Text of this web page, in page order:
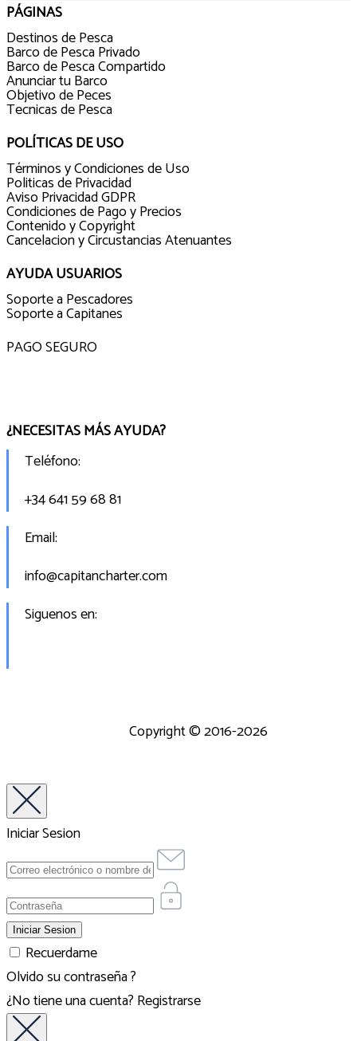
PÁGINAS
Destinos de Pesca
Barco de Pesca Privado
Barco de Pesca Compartido
Anunciar tu Barco
Objetivo de Peces
Tecnicas de Pesca
POLÍTICAS DE USO
Términos y Condiciones de Uso
Politicas de Privacidad
Aviso Privacidad GDPR
Condiciones de Pago y Precios
Contenido y Copyright
Cancelacion y Circustancias Atenuantes
AYUDA USUARIOS
Soporte a Pescadores
Soporte a Capitanes
PAGO SEGURO
¿NECESITAS MÁS AYUDA?
Teléfono:
+34 641 59 68 81
Email:
info@capitancharter.com
Siguenos en:
Copyright © 2016-2026
Iniciar Sesion
Recuerdame
Olvido su contraseña ?
¿No tiene una cuenta? Registrarse